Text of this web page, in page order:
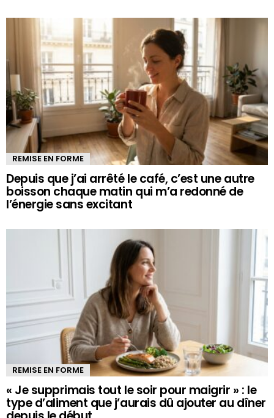
REMISE EN FORME
Depuis que j’ai arrêté le café, c’est une autre
boisson chaque matin qui m’a redonné de
l’énergie sans excitant
REMISE EN FORME
« Je supprimais tout le soir pour maigrir » : le
type d’aliment que j’aurais dû ajouter au dîner